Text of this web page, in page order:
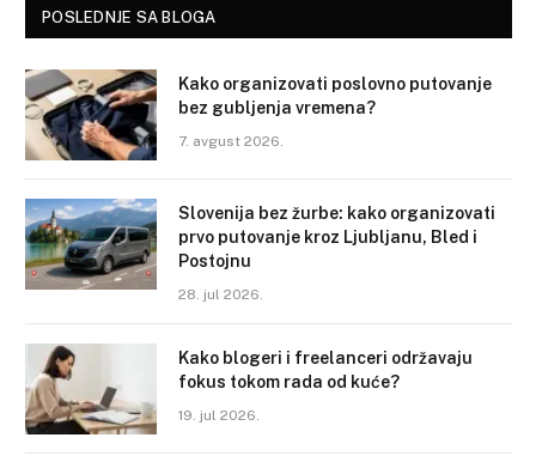
POSLEDNJE SA BLOGA
Kako organizovati poslovno putovanje
bez gubljenja vremena?
7. avgust 2026.
Slovenija bez žurbe: kako organizovati
prvo putovanje kroz Ljubljanu, Bled i
Postojnu
28. jul 2026.
Kako blogeri i freelanceri održavaju
fokus tokom rada od kuće?
19. jul 2026.